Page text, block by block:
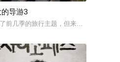
侣，代替他们进行协商并做出最
徐章勋搭档主持，主题由第一季亲子
导游3
前几季的旅行主题，但来全新看点：由